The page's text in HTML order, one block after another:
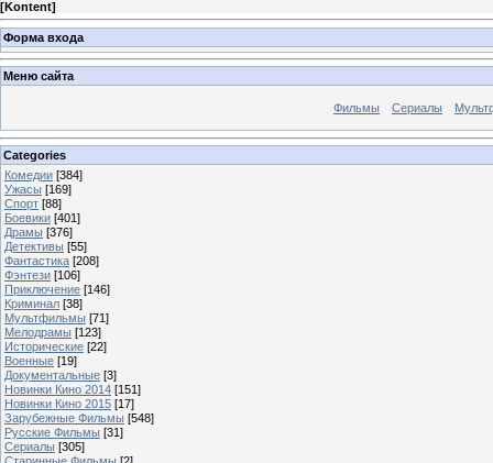
[Kontent]
Форма входа
Меню сайта
Фильмы Сериалы
Categories
Комедии [384]
Ужасы [169]
Спорт [88]
Боевики [401]
Драмы [376]
Детективы [55]
Фантастика [208]
Фэнтези [106]
Приключение [146]
Криминал [38]
Мультфильмы [71]
Мелодрамы [123]
Исторические [22]
Военные [19]
Документальные [3]
Новинки Кино 2014 [151]
Новинки Кино 2015 [17]
Зарубежные Фильмы [548]
Русские Фильмы [31]
Сериалы [305]